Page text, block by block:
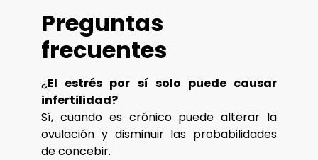
Preguntas
frecuentes
¿El estrés por sí solo puede causar
infertilidad?
Sí, cuando es crónico puede alterar la
ovulación y disminuir las probabilidades
de concebir.